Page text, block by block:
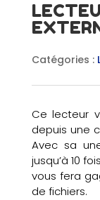
Catégories :
Ce lecteur
depuis une
Avec sa
jusqu’à 10
vous fera
de fichiers.